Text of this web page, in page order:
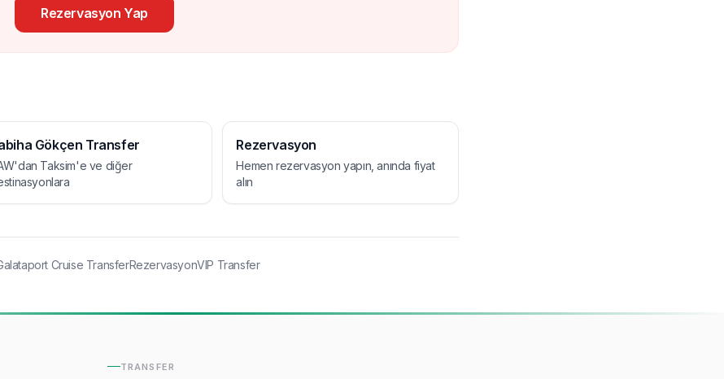
Rezervasyon Yap
Gökçen Transfer
Taksim'e ve diğer
Rezervasyon
Hemen rezervasyon yapın, anında fiyat
alın
Cruise TransferRezervasyonVIP Transfer
TRANSFER